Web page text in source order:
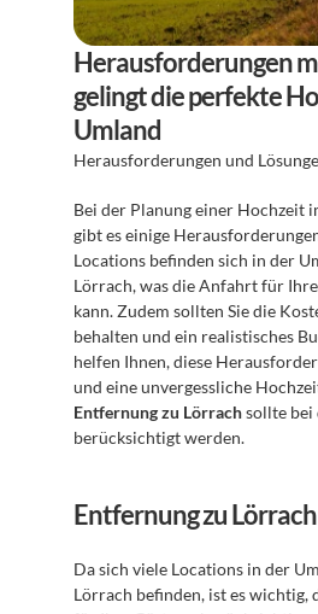
Herausforderungen
gelingt die perfekte
Umland
Herausforderungen und
Bei der Planung einer Hochzeit
gibt es einige
Locations befinden sich in der
Lörrach, was die Anfahrt für
kann. Zudem sollten Sie die
behalten und ein realistisches
helfen Ihnen, diese
Entfernung zu Lörrach sollte bei
berücksichtigt werden.
Entfernung zu Lörrach
Da sich viele Locations in der
Lörrach befinden, ist es wichtig,